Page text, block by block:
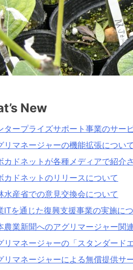
New
タープライズサポート事業のサー
リマネージャーの機能拡張について
カドネットが各種メディアで紹介
カドネットのリリースについて
水産省での意見交換会について
ITを通じた復興支援事業の実施に
農業新聞へのアグリマージャー関
リマネージャーの「スタンダード
リマネージャーによる無償提供サ